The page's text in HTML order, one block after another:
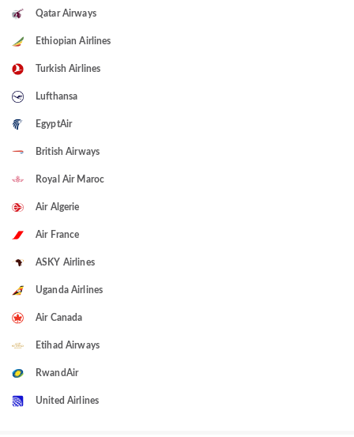
Qatar Airways
Ethiopian Airlines
Turkish Airlines
Lufthansa
EgyptAir
British Airways
Royal Air Maroc
Air Algerie
Air France
ASKY Airlines
Uganda Airlines
Air Canada
Etihad Airways
RwandAir
United Airlines